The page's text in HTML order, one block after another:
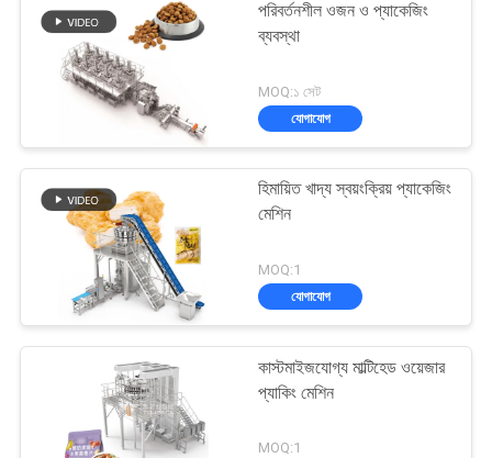
পরিবর্তনশীল ওজন ও প্যাকেজিং
ব্যবস্থা
MOQ:১ সেট
যোগাযোগ
হিমায়িত খাদ্য স্বয়ংক্রিয় প্যাকেজিং
মেশিন
MOQ:1
যোগাযোগ
কাস্টমাইজযোগ্য মাল্টিহেড ওয়েজার
প্যাকিং মেশিন
MOQ:1